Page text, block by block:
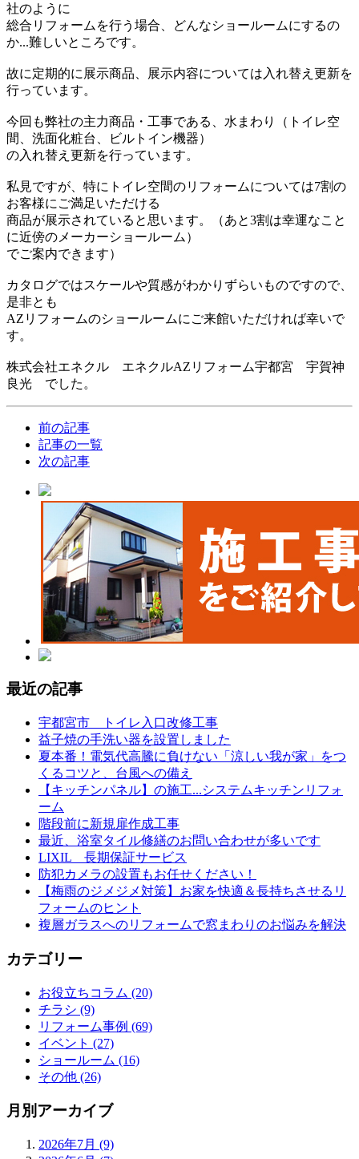
社のように
総合リフォームを行う場合、どんなショールームにするの
か...難しいところです。
故に定期的に展示商品、展示内容については入れ替え更新を
行っています。
今回も弊社の主力商品・工事である、水まわり（トイレ空
間、洗面化粧台、ビルトイン機器）
の入れ替え更新を行っています。
私見ですが、特にトイレ空間のリフォームについては7割の
お客様にご満足いただける
商品が展示されていると思います。（あと3割は幸運なこと
に近傍のメーカーショールーム）
でご案内できます）
カタログではスケールや質感がわかりずらいものですので、
是非とも
AZリフォームのショールームにご来館いただければ幸いで
す。
株式会社エネクル エネクルAZリフォーム宇都宮 宇賀神
良光 でした。
前の記事
記事の一覧
次の記事
最近の記事
宇都宮市 トイレ入口改修工事
益子焼の手洗い器を設置しました
夏本番！電気代高騰に負けない「涼しい我が家」をつ
くるコツと、台風への備え
【キッチンパネル】の施工...システムキッチンリフォ
ーム
階段前に新規扉作成工事
最近、浴室タイル修繕のお問い合わせが多いです
LIXIL 長期保証サービス
防犯カメラの設置もお任せください！
【梅雨のジメジメ対策】お家を快適＆長持ちさせるリ
フォームのヒント
複層ガラスへのリフォームで窓まわりのお悩みを解決
カテゴリー
お役立ちコラム (20)
チラシ (9)
リフォーム事例 (69)
イベント (27)
ショールーム (16)
その他 (26)
月別アーカイブ
2026年7月 (9)